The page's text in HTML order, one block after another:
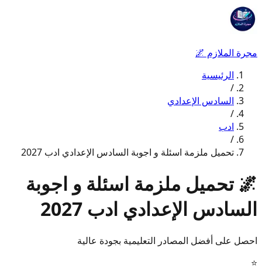
مجرة الملازم 🌌
الرئيسية
/
السادس الإعدادي
/
ادب
/
تحميل ملزمة اسئلة و اجوبة السادس الإعدادي ادب 2027
🌌 تحميل ملزمة اسئلة و اجوبة
السادس الإعدادي ادب 2027
احصل على أفضل المصادر التعليمية بجودة عالية
⭐